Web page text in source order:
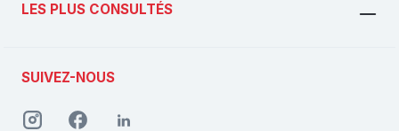
LES PLUS CONSULTÉS
SUIVEZ-NOUS